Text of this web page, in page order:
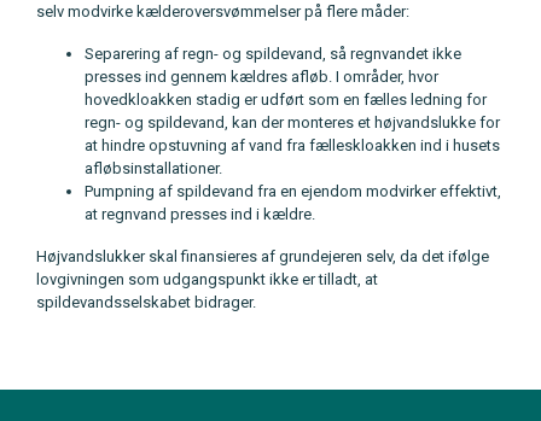
selv modvirke kælderoversvømmelser på flere måder:
Separering af regn- og spildevand, så regnvandet ikke
presses ind gennem kældres afløb. I områder, hvor
hovedkloakken stadig er udført som en fælles ledning for
regn- og spildevand, kan der monteres et højvandslukke for
at hindre opstuvning af vand fra fælleskloakken ind i husets
afløbsinstallationer.
Pumpning af spildevand fra en ejendom modvirker effektivt,
at regnvand presses ind i kældre.
Højvandslukker skal finansieres af grundejeren selv, da det ifølge
lovgivningen som udgangspunkt ikke er tilladt, at
spildevandsselskabet bidrager.